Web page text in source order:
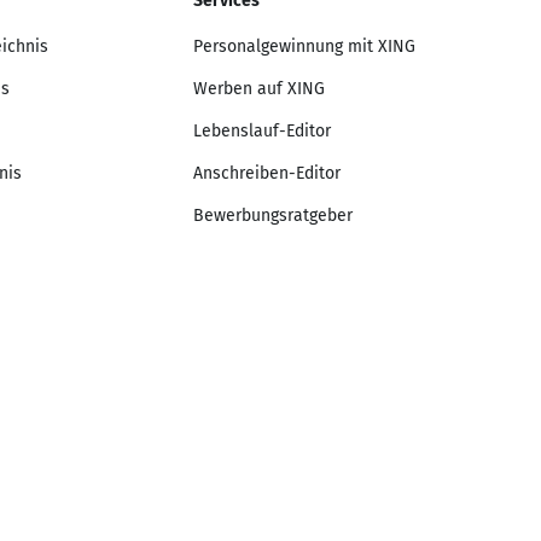
Personalgewinnung mit XING
Werben auf XING
Lebenslauf-Editor
Anschreiben-Editor
Bewerbungsratgeber